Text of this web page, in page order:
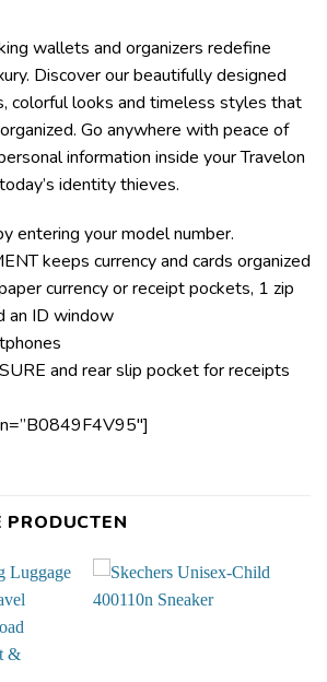
wallets and organizers redefine
Discover our beautifully designed
colorful looks and timeless styles that
Go anywhere with peace of
information inside your Travelon
identity thieves.
entering your model number.
keeps currency and cards organized
currency or receipt pockets, 1 zip
an ID window
and rear slip pocket for receipts
PRODUCTEN